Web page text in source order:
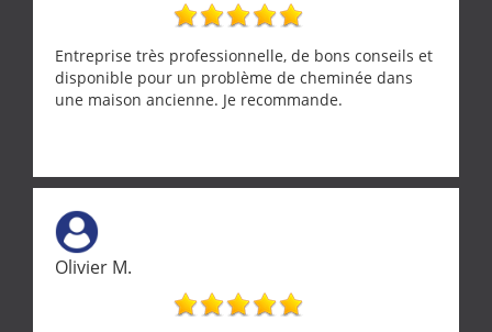
Entreprise très professionnelle, de bons conseils et
disponible pour un problème de cheminée dans
une maison ancienne. Je recommande.
Olivier M.